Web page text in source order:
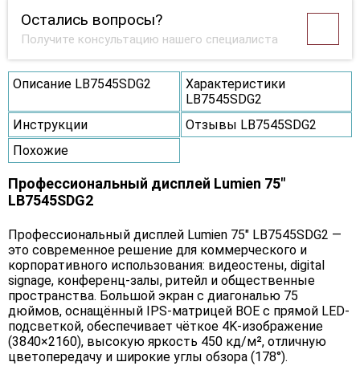
Остались вопросы?
Получите консультацию нашего специалиста
Описание LB7545SDG2
Характеристики
LB7545SDG2
Инструкции
Отзывы LB7545SDG2
Похожие
Профессиональный дисплей Lumien 75"
LB7545SDG2
Профессиональный дисплей Lumien 75" LB7545SDG2 —
это современное решение для коммерческого и
корпоративного использования: видеостены, digital
signage, конференц-залы, ритейл и общественные
пространства. Большой экран с диагональю 75
дюймов, оснащённый IPS-матрицей BOE с прямой LED-
подсветкой, обеспечивает чёткое 4K‑изображение
(3840×2160), высокую яркость 450 кд/м², отличную
цветопередачу и широкие углы обзора (178°).